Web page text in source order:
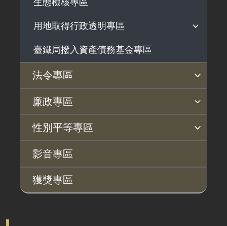
生態檢核專區
用地取得行政透明專區
用地公告
用地法規
徵收案件資訊
臺鐵局撥入資產債務基金專區
法令專區
法令查詢
解釋性規定及裁量基準
法令英譯徵集意見專區
訴願文件下載
相關實務判解
相關網站資源
廉政專區
揭弊者保護專區
廉政訊息
利益衝突迴避園地
公務員廉政倫理規範
公職人員財產申報園地
廉政檢舉管道
桃地計畫廉政平臺專網
桃地計畫
廉政平臺
啟動儀式及交流座談會
性別平等專區
性別平等工作小組
宣傳事項
性別平等推動計畫
性別平等統計分析
性別平等影響評估
性騷擾防治
相關網站
影音專區
獲獎專區